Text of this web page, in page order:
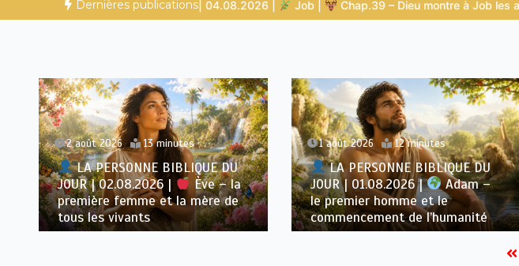
Dernières publications
Chap.39 – Dieu montre à Job les animaux sauvages LA SAGESSE DE DIEU POUR
2 août 2026 13 minutes
LA PERSONNE BIBLIQUE DU
JOUR | 02.08.2026 |
Ève – la
première femme et la mère de
tous les vivants
1 août 2026 12 minutes
LA PERSONNE BIBLIQUE DU
JOUR | 01.08.2026 |
Adam –
le premier homme et le
commencement de l’humanité